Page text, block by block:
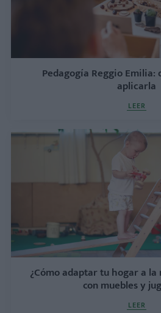
Pedagogía Reggio Emilia:
aplicarla
LEER
¿Cómo adaptar tu hogar a
con muebles y
LEER